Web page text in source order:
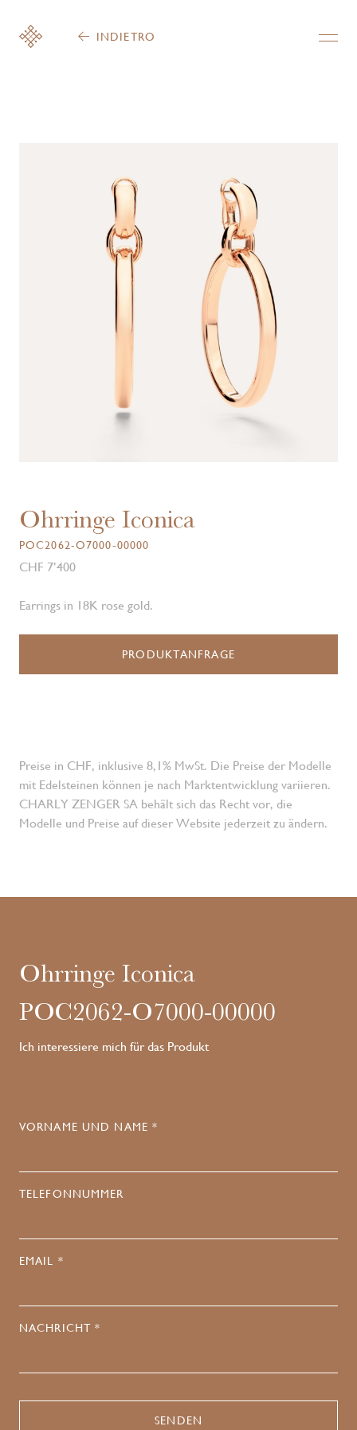
INDIETRO
Ohrringe Iconica
POC2062-O7000-00000
CHF 7’400
Earrings in 18K rose gold.
PRODUKTANFRAGE
Preise in CHF, inklusive 8,1% MwSt. Die Preise der Modelle
mit Edelsteinen können je nach Marktentwicklung variieren.
CHARLY ZENGER SA behält sich das Recht vor, die
Modelle und Preise auf dieser Website jederzeit zu ändern.
Ohrringe Iconica
POC2062-O7000-00000
Ich interessiere mich für das Produkt
VORNAME UND NAME *
TELEFONNUMMER
EMAIL *
NACHRICHT *